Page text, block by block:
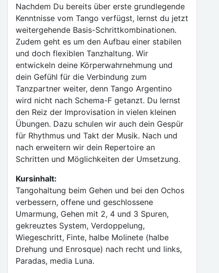
Nachdem Du bereits über erste grundlegende
Kenntnisse vom Tango verfügst, lernst du jetzt
weitergehende Basis-Schrittkombinationen.
Zudem geht es um den Aufbau einer stabilen
und doch flexiblen Tanzhaltung. Wir
entwickeln deine Körperwahrnehmung und
dein Gefühl für die Verbindung zum
Tanzpartner weiter, denn Tango Argentino
wird nicht nach Schema-F getanzt. Du lernst
den Reiz der Improvisation in vielen kleinen
Übungen. Dazu schulen wir auch dein Gespür
für Rhythmus und Takt der Musik. Nach und
nach erweitern wir dein Repertoire an
Schritten und Möglichkeiten der Umsetzung.
Kursinhalt:
Tangohaltung beim Gehen und bei den Ochos
verbessern, offene und geschlossene
Umarmung, Gehen mit 2, 4 und 3 Spuren,
gekreuztes System, Verdoppelung,
Wiegeschritt, Finte, halbe Molinete (halbe
Drehung und Enrosque) nach recht und links,
Paradas, media Luna.